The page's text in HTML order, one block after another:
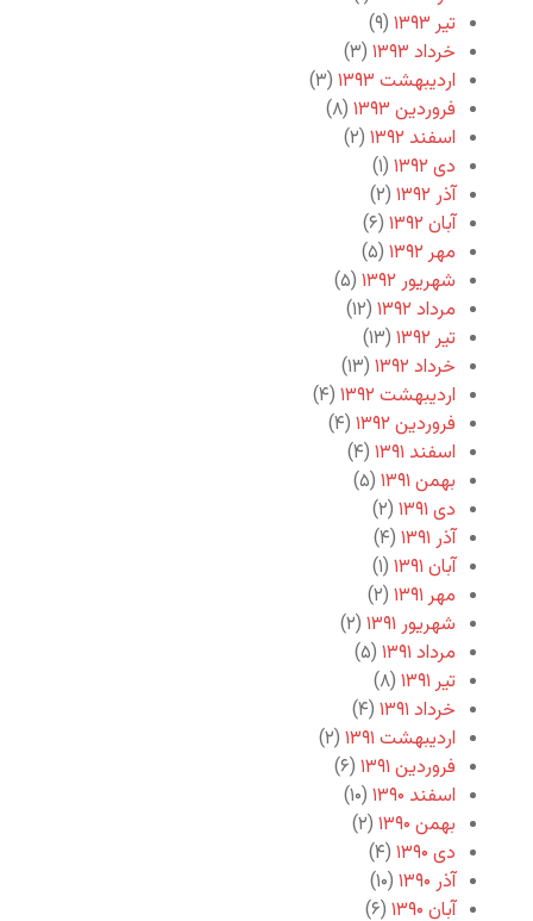
تیر ۱۳۹۳
(۹)
خرداد ۱۳۹۳
(۳)
اردیبهشت ۱۳۹۳
(۳)
فروردین ۱۳۹۳
(۸)
اسفند ۱۳۹۲
(۲)
دی ۱۳۹۲
(۱)
آذر ۱۳۹۲
(۲)
آبان ۱۳۹۲
(۶)
مهر ۱۳۹۲
(۵)
شهریور ۱۳۹۲
(۵)
مرداد ۱۳۹۲
(۱۲)
تیر ۱۳۹۲
(۱۳)
خرداد ۱۳۹۲
(۱۳)
اردیبهشت ۱۳۹۲
(۴)
فروردین ۱۳۹۲
(۴)
اسفند ۱۳۹۱
(۴)
بهمن ۱۳۹۱
(۵)
دی ۱۳۹۱
(۲)
آذر ۱۳۹۱
(۴)
آبان ۱۳۹۱
(۱)
مهر ۱۳۹۱
(۲)
شهریور ۱۳۹۱
(۲)
مرداد ۱۳۹۱
(۵)
تیر ۱۳۹۱
(۸)
خرداد ۱۳۹۱
(۴)
اردیبهشت ۱۳۹۱
(۲)
فروردین ۱۳۹۱
(۶)
اسفند ۱۳۹۰
(۱۰)
بهمن ۱۳۹۰
(۲)
دی ۱۳۹۰
(۴)
آذر ۱۳۹۰
(۱۰)
آبان ۱۳۹۰
(۶)